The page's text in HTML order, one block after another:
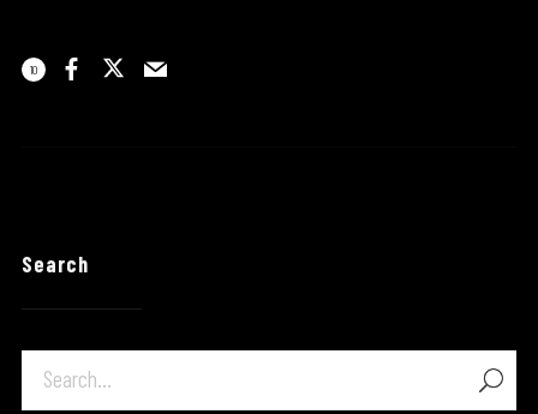
10
Search